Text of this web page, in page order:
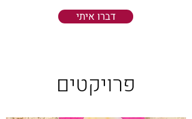
דברו איתי
פרויקטים